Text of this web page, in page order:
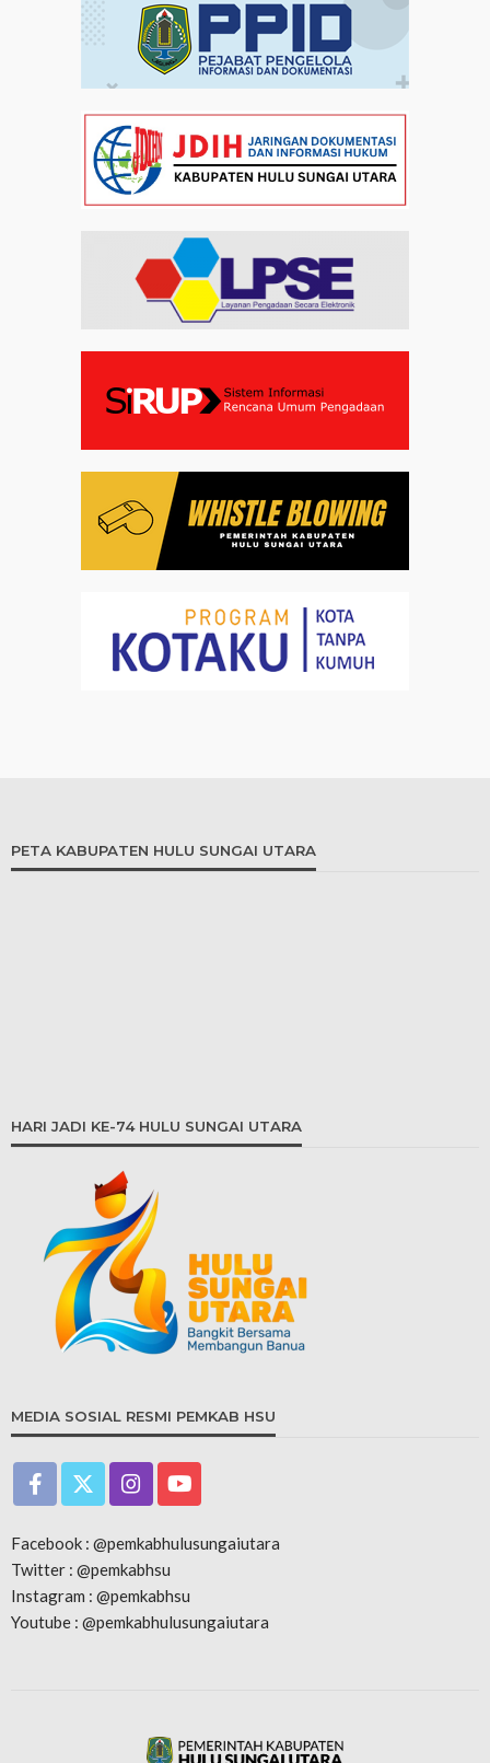
PETA KABUPATEN HULU SUNGAI UTARA
HARI JADI KE-74 HULU SUNGAI UTARA
MEDIA SOSIAL RESMI PEMKAB HSU
Facebook : @pemkabhulusungaiutara
Twitter : @pemkabhsu
Instagram : @pemkabhsu
Youtube : @pemkabhulusungaiutara